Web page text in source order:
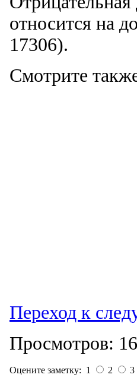
относится на
17306).
Смотрите
Переход к
Просмотров:
Оцените заметку: 1 2 3